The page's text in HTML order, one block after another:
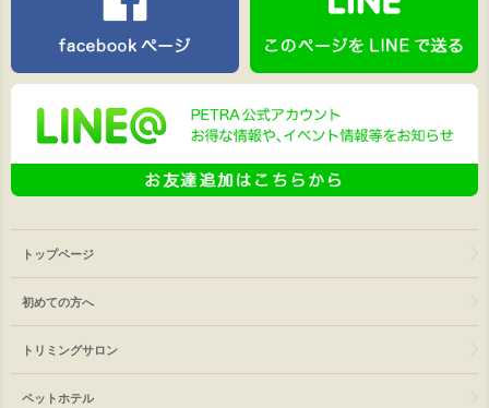
トップページ
初めての方へ
トリミングサロン
ペットホテル